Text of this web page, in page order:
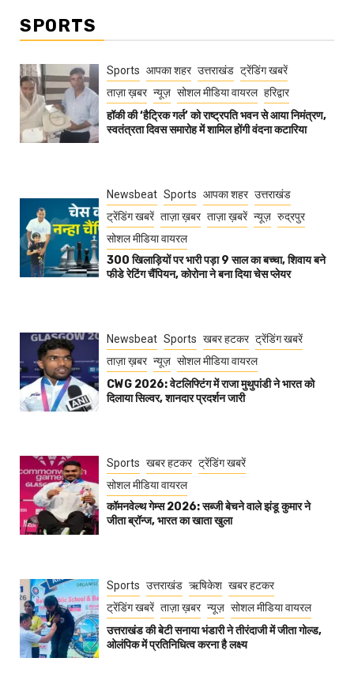
SPORTS
Sports आपका शहर उत्तराखंड ट्रेंडिंग खबरें
ताज़ा ख़बर न्यूज़ सोशल मीडिया वायरल हरिद्वार
हॉकी की ‘हैट्रिक गर्ल’ को राष्ट्रपति भवन से आया निमंत्रण,
स्वतंत्रता दिवस समारोह में शामिल होंगी वंदना कटारिया
Newsbeat Sports आपका शहर उत्तराखंड
ट्रेंडिंग खबरें ताज़ा ख़बर ताज़ा ख़बरें न्यूज़ रुद्रपुर
सोशल मीडिया वायरल
300 खिलाड़ियों पर भारी पड़ा 9 साल का बच्चा, शिवाय बने
फीडे रेटिंग चैंपियन, कोरोना ने बना दिया चेस प्लेयर
Newsbeat Sports खबर हटकर ट्रेंडिंग खबरें
ताज़ा ख़बर न्यूज़ सोशल मीडिया वायरल
CWG 2026: वेटलिफ्टिंग में राजा मुथुपांडी ने भारत को
दिलाया सिल्वर, शानदार प्रदर्शन जारी
Sports खबर हटकर ट्रेंडिंग खबरें
सोशल मीडिया वायरल
कॉमनवेल्थ गेम्स 2026: सब्जी बेचने वाले झंडू कुमार ने
जीता ब्रॉन्ज, भारत का खाता खुला
Sports उत्तराखंड ऋषिकेश खबर हटकर
ट्रेंडिंग खबरें ताज़ा ख़बर न्यूज़ सोशल मीडिया वायरल
उत्तराखंड की बेटी सनाया भंडारी ने तीरंदाजी में जीता गोल्ड,
ओलंपिक में प्रतिनिधित्व करना है लक्ष्य